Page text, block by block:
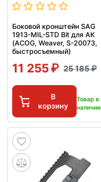
Боковой кронштейн SAG
1913-MIL-STD Bit для АК
(ACOG, Weaver, S-20073,
быстросъемный)
11 255 25 185
В
корзину
Товар в
наличии